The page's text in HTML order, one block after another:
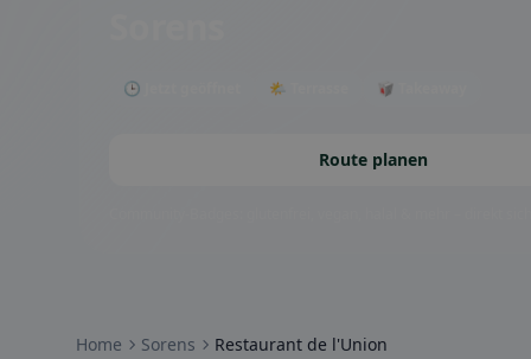
🕒 Jetzt geöffnet 🌤 Terrasse 🥡 Takeaway
Route planen
Home Sorens Restaurant de l'Union